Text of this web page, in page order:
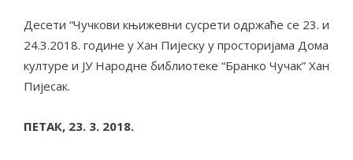
Десети “Чучкови књижевни сусрети одржаће се 23. и
24.3.2018. године у Хан Пијеску у просторијама Дома
културе и ЈУ Народне библиотеке “Бранко Чучак” Хан
Пијесак.
ПЕТАК, 23. 3. 2018.